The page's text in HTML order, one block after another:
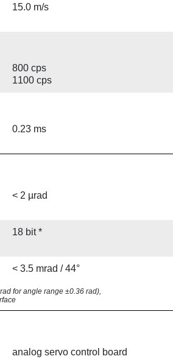
15.0 m/s
800 cps
1100 cps
0.23 ms
< 2 µrad
18 bit *
< 3.5 mrad / 44°
for angle range ±0.36 rad),
analog servo control board